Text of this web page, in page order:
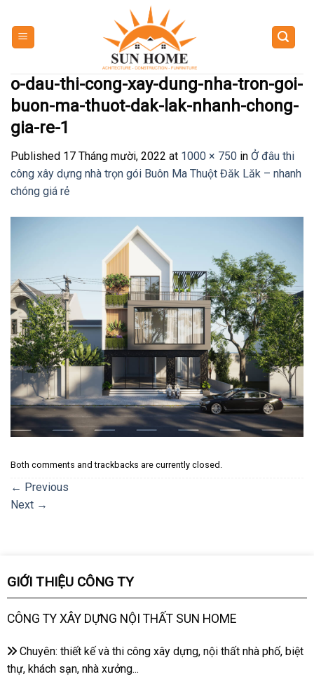
content
o-dau-thi-cong-xay-dung-nha-tron-goi-
buon-ma-thuot-dak-lak-nhanh-chong-
gia-re-1
Published 17 Tháng mười, 2022 at 1000 × 750 in Ở đâu thi
công xây dựng nhà trọn gói Buôn Ma Thuột Đăk Lăk – nhanh
chóng giá rẻ
Both comments and trackbacks are currently closed.
← Previous
Next →
GIỚI THIỆU CÔNG TY
CÔNG TY XÂY DỰNG NỘI THẤT SUN HOME
Chuyên: thiết kế và thi công xây dựng, nội thất nhà phố, biệt
thự, khách sạn, nhà xưởng...